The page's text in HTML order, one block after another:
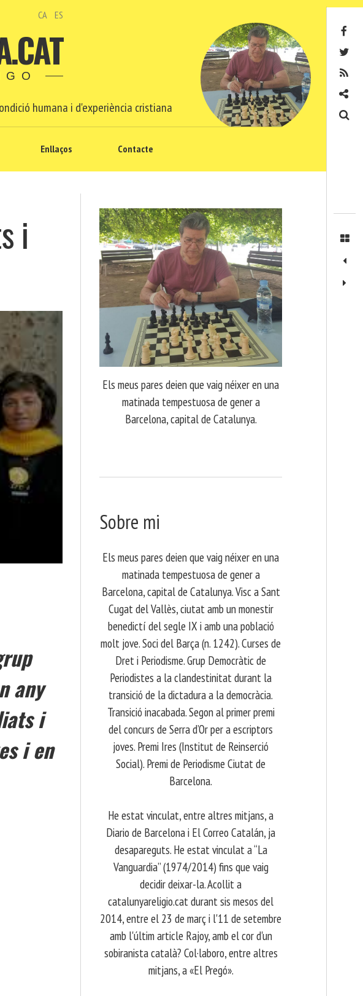
CA ES
humana i d'experiència cristiana
Enllaços Contacte
i
any
i
i en
Els meus pares deien que vaig néixer en una
matinada tempestuosa de gener a
Barcelona, capital de Catalunya.
Sobre mi
Els meus pares deien que vaig néixer en una
matinada tempestuosa de gener a
Barcelona, capital de Catalunya. Visc a Sant
Cugat del Vallès, ciutat amb un monestir
benedictí del segle IX i amb una població
molt jove. Soci del Barça (n. 1242). Curses de
Dret i Periodisme. Grup Democràtic de
Periodistes a la clandestinitat durant la
transició de la dictadura a la democràcia.
Transició inacabada. Segon al primer premi
del concurs de Serra d’Or per a escriptors
joves. Premi Ires (Institut de Reinserció
Social). Premi de Periodisme Ciutat de
Barcelona.
​ He estat vinculat, entre altres mitjans, a
Diario de Barcelona i El Correo Catalán, ja
desapareguts. He estat vinculat a “La
Vanguardia” (1974/2014) fins que vaig
decidir deixar-la. Acollit a
catalunyareligio.cat durant sis mesos del
2014, entre el 23 de març i l'11 de setembre
amb l'últim article Rajoy, amb el cor d'un
sobiranista català? Col·laboro, entre altres
mitjans, a «El Pregó».
Contacte